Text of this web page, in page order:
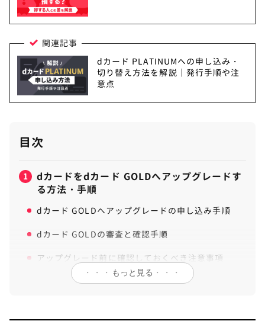
STEP.
dカードの情報入力
関連記事
dカード PLATINUMへの申し込み・
切り替え方法を解説｜発行手順や注
意点
目次
1
dカードをdカード GOLDへアップグレードす
る方法・手順
dカード GOLDへアップグレードの申し込み手順
dカード GOLDの審査と確認手順
アップグレード前に確認しておくべき注意事項
・・・ もっと見る ・・・